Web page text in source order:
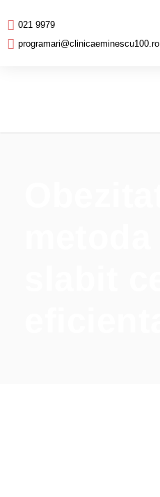
021 9979
programari@clinicaeminescu100.ro